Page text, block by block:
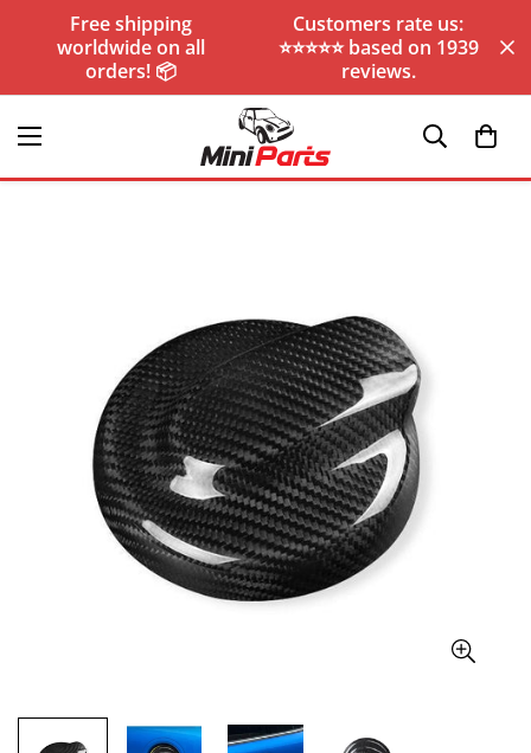
Free shipping
worldwide on all
orders! 📦
Customers rate us:
⭐️⭐️⭐️⭐️⭐️ based on 1939
reviews.